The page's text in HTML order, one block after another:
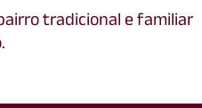
tradicional e familiar